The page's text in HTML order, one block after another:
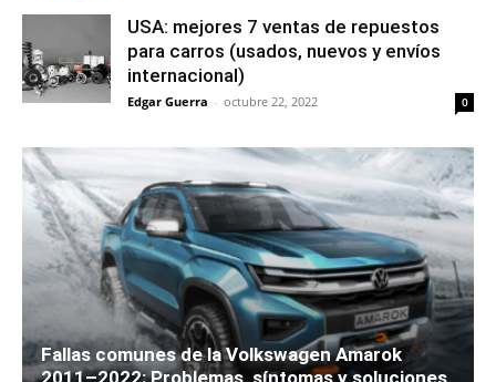
USA: mejores 7 ventas de repuestos
para carros (usados, nuevos y envíos
internacional)
Edgar Guerra - octubre 22, 2022 0
Fallas comunes de la Volkswagen Amarok
2011–2022: Problemas, síntomas y soluciones